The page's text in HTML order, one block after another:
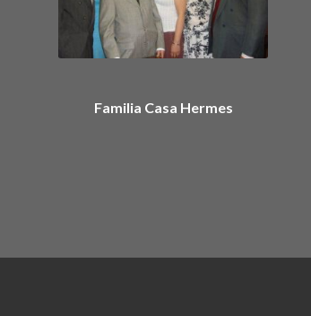
Familia Casa Hermes